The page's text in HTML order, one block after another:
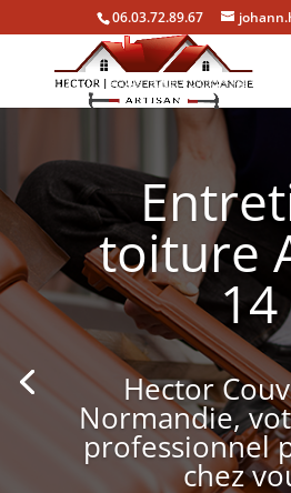
06.03.72.89.67
toiture
14
Hector
Normandie,
professionnel
chez